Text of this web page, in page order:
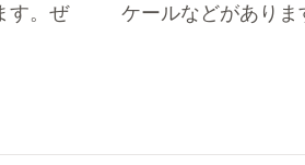
す。ぜ
ケールなどがありま